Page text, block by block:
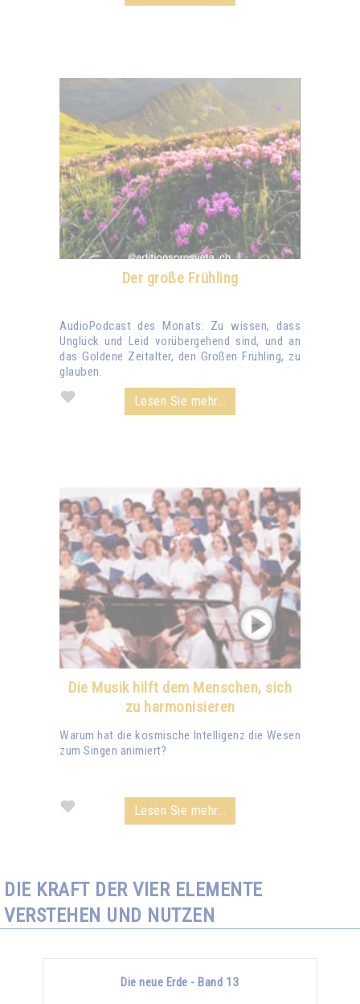
Der große Frühling
AudioPodcast des Monats: Zu wissen, dass
Unglück und Leid vorübergehend sind, und an
das Goldene Zeitalter, den Großen Frühling, zu
glauben.
Lesen Sie mehr...
Die Musik hilft dem Menschen, sich
zu harmonisieren
Warum hat die kosmische Intelligenz die Wesen
zum Singen animiert?
Lesen Sie mehr...
DIE KRAFT DER VIER ELEMENTE
VERSTEHEN UND NUTZEN
Die neue Erde - Band 13